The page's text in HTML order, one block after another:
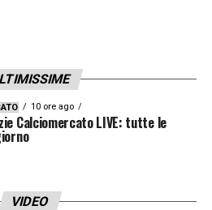
10 ore ago
Calciomercato LIVE: tutte le
VIDEO